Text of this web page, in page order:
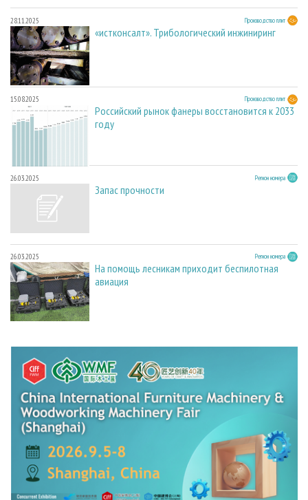
28.11.2025 Производство плит
«истконсалт». Трибологический инжиниринг
15.08.2025 Производство плит
Российский рынок фанеры восстановится к 2033
году
26.03.2025 Регион номера
Запас прочности
26.03.2025 Регион номера
На помощь лесникам приходит беспилотная
авиация